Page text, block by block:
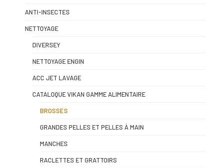
ANTI-INSECTES
NETTOYAGE
DIVERSEY
NETTOYAGE ENGIN
ACC JET LAVAGE
CATALOQUE VIKAN GAMME ALIMENTAIRE
BROSSES
GRANDES PELLES ET PELLES À MAIN
MANCHES
RACLETTES ET GRATTOIRS